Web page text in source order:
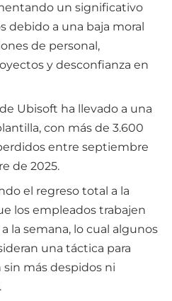
un significativo
debido a una baja moral
de personal,
y desconfianza en
Ubisoft ha llevado a una
con más de 3.600
entre septiembre
de 2025.
el regreso total a la
los empleados trabajen
la semana, lo cual algunos
una táctica para
más despidos ni